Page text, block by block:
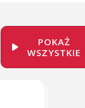
POKAŻ
WSZYSTKIE